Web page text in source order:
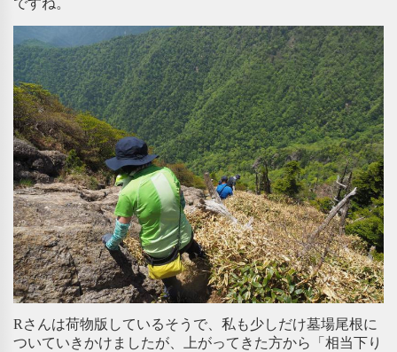
Rさんは荷物版しているそうで、私も少しだけ墓場尾根に
ついていきかけましたが、上がってきた方から「相当下り